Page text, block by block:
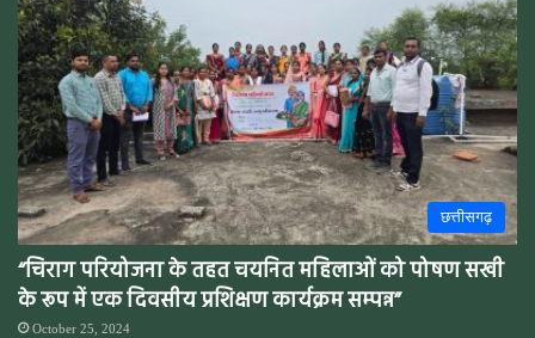
छत्तीसगढ़
“चिराग परियोजना के तहत चयनित महिलाओं को पोषण सखी
के रूप में एक दिवसीय प्रशिक्षण कार्यक्रम सम्पन्न”
October 25, 2024